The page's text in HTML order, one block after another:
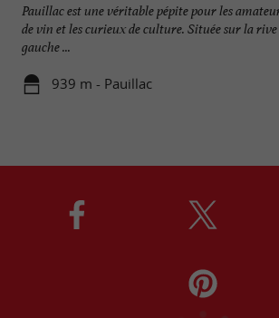
Pauillac est une véritable pépite pour les
de vin et les curieux de culture. Située sur la rive
gauche ...
939 m - Pauillac